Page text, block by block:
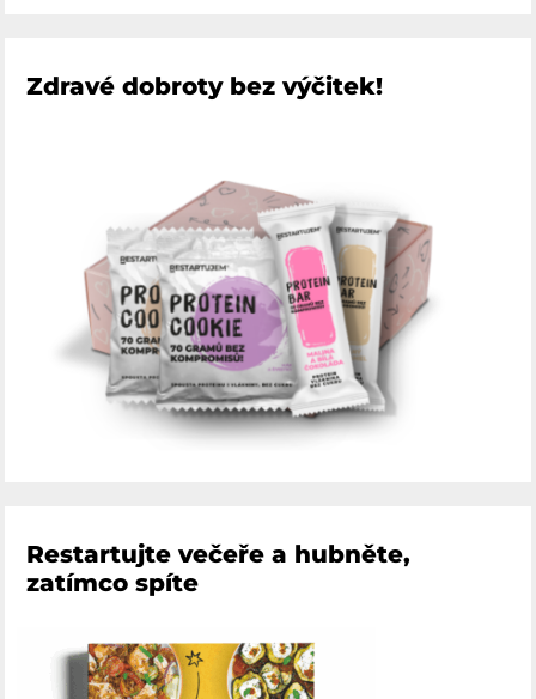
Zdravé dobroty bez výčitek!
Restartujte večeře a hubněte,
zatímco spíte